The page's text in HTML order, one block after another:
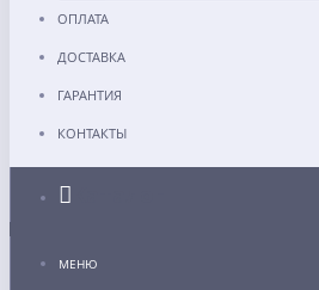
ОПЛАТА
ДОСТАВКА
ГАРАНТИЯ
КОНТАКТЫ
МЕНЮ